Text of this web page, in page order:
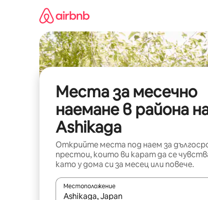
съдържанието
Места за месечно
наемане в района
Ashikaga
Открийте места под наем за
престои, които ви карат да се
като у дома си за месец или повече.
Местоположение
Когато резултатите се покажат,